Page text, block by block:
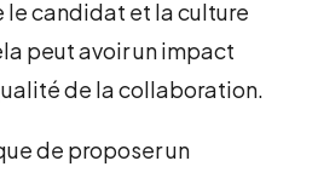
candidat et la culture
peut avoir un impact
de la collaboration.
de proposer un